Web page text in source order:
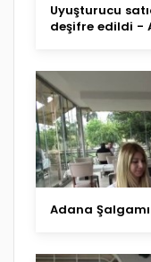
Uyuşturucu
deşifre edildi -
Adana